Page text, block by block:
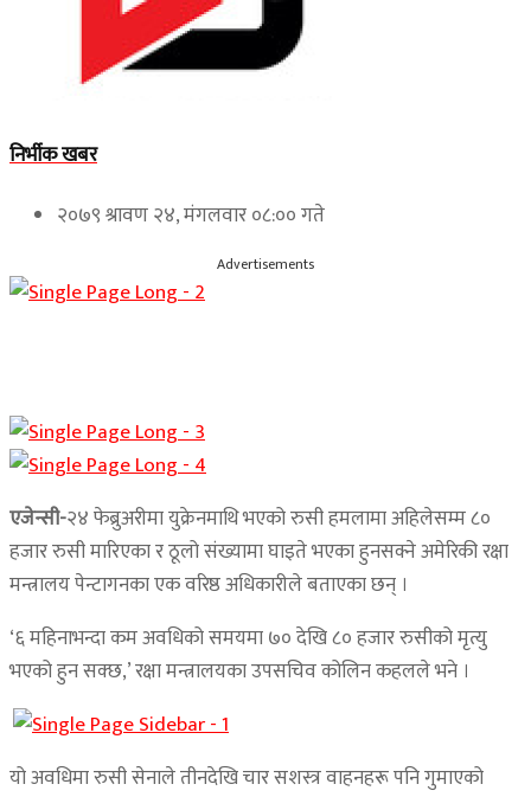
निर्भीक खबर
२०७९ श्रावण २४, मंगलवार ०८:०० गते
Advertisements
एजेन्सी-२४ फेब्रुअरीमा युक्रेनमाथि भएको रुसी हमलामा अहिलेसम्म ८०
हजार रुसी मारिएका र ठूलो संख्यामा घाइते भएका हुनसक्ने अमेरिकी रक्षा
मन्त्रालय पेन्टागनका एक वरिष्ठ अधिकारीले बताएका छन् ।
‘६ महिनाभन्दा कम अवधिको समयमा ७० देखि ८० हजार रुसीको मृत्यु
भएको हुन सक्छ,’ रक्षा मन्त्रालयका उपसचिव कोलिन कहलले भने ।
यो अवधिमा रुसी सेनाले तीनदेखि चार सशस्त्र वाहनहरू पनि गुमाएको